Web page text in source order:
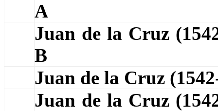
A
Juan de la Cruz
B
Juan de la Cruz
Juan de la Cruz